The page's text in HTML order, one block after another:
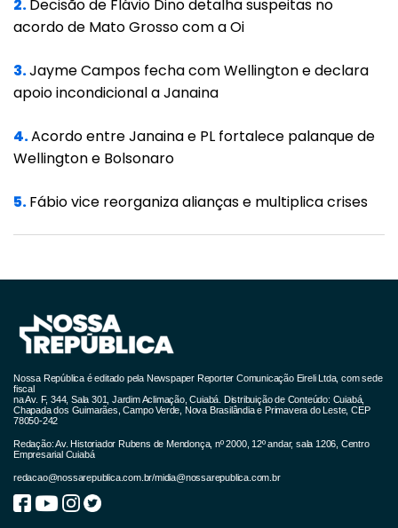
Além dos tratamentos orais domiciliares, o
projeto de lei previa que os planos
entregassem as medicações em até 48 horas
após a receita médica, de maneira
tratamento da doença. Desse modo, os
pacientes passariam a ter acesso a remédios
que não têm cobertura das operadoras -
Vigilância Sanitária (Anvisa) e de prescrição
A etapa de análise para inclusão no rol dos
Nacional de Saúde Suplementar (ANS), não
seria mais necessária para a quimioterapia
oral. Atualmente, há 59 tratamentos cobertos
pela ANS e outros 23, que já têm aval da
Anvisa, mas não têm oferta garantida pelos
2.Decisão de Flávio Dino detalha suspeitas no
acordo de Mato Grosso com a Oi
3.Jayme Campos fecha com Wellington e declara
apoio incondicional a Janaina
4.Acordo entre Janaina e PL fortalece palanque de
Wellington e Bolsonaro
5.Fábio vice reorganiza alianças e multiplica crises
Nossa República é editado pela Newspaper Reporter Comunicação Eireli Ltda, com sede
fiscal
na Av. F, 344, Sala 301, Jardim Aclimação, Cuiabá. Distribuição de Conteúdo: Cuiabá,
Chapada dos Guimarães, Campo Verde, Nova Brasilândia e Primavera do Leste, CEP
78050-242
Redação: Av. Historiador Rubens de Mendonça, nº 2000, 12º andar, sala 1206, Centro
Empresarial Cuiabá
redacao@nossarepublica.com.br/midia@nossarepublica.com.br